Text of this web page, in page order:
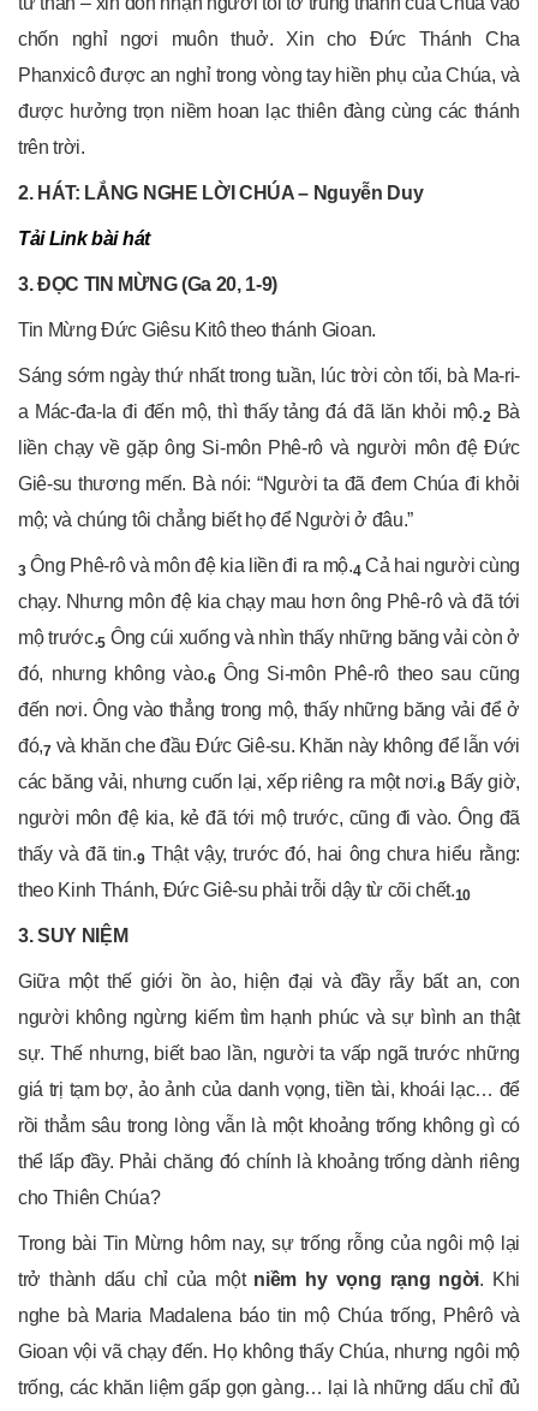
chốn nghỉ ngơi muôn thuở. Xin cho Đức Thánh Cha
Phanxicô được an nghỉ trong vòng tay hiền phụ của Chúa, và
được hưởng trọn niềm hoan lạc thiên đàng cùng các thánh
trên trời.
2. HÁT: LẮNG NGHE LỜI CHÚA – Nguyễn Duy
TảiLink bài hát
3. ĐỌC TIN MỪNG (Ga 20, 1-9)
Tin Mừng Đức Giêsu Kitô theo thánh Gioan.
Sáng sớm ngày thứ nhất trong tuần, lúc trời còn tối, bà Ma-ri-
a Mác-đa-la đi đến mộ, thì thấy tảng đá đã lăn khỏi mộ.2 Bà
liền chạy về gặp ông Si-môn Phê-rô và người môn đệ Đức
Giê-su thương mến. Bà nói: “Người ta đã đem Chúa đi khỏi
mộ; và chúng tôi chẳng biết họ để Người ở đâu.”
3 Ông Phê-rô và môn đệ kia liền đi ra mộ.4 Cả hai người cùng
chạy. Nhưng môn đệ kia chạy mau hơn ông Phê-rô và đã tới
mộ trước.5 Ông cúi xuống và nhìn thấy những băng vải còn ở
đó, nhưng không vào.6 Ông Si-môn Phê-rô theo sau cũng
đến nơi. Ông vào thẳng trong mộ, thấy những băng vải để ở
đó,7và khăn che đầu Đức Giê-su. Khăn này không để lẫn với
các băng vải, nhưng cuốn lại, xếp riêng ra một nơi.8 Bấy giờ,
người môn đệ kia, kẻ đã tới mộ trước, cũng đi vào. Ông đã
thấy và đã tin.9Thật vậy, trước đó, hai ông chưa hiểu rằng:
theo Kinh Thánh, Đức Giê-su phải trỗi dậy từ cõi chết.10
3. SUY NIỆM
Giữa một thế giới ồn ào, hiện đại và đầy rẫy bất an, con
người không ngừng kiếm tìm hạnh phúc và sự bình an thật
sự. Thế nhưng, biết bao lần, người ta vấp ngã trước những
giá trị tạm bợ, ảo ảnh của danh vọng, tiền tài, khoái lạc… để
rồi thẳm sâu trong lòng vẫn là một khoảng trống không gì có
thể lấp đầy. Phải chăng đó chính là khoảng trống dành riêng
cho Thiên Chúa?
Trong bài Tin Mừng hôm nay, sự trống rỗng của ngôi mộ lại
trở thành dấu chỉ của một niềm hy vọng rạng ngời. Khi
nghe bà Maria Madalena báo tin mộ Chúa trống, Phêrô và
Gioan vội vã chạy đến. Họ không thấy Chúa, nhưng ngôi mộ
trống, các khăn liệm gấp gọn gàng… lại là những dấu chỉ đủ